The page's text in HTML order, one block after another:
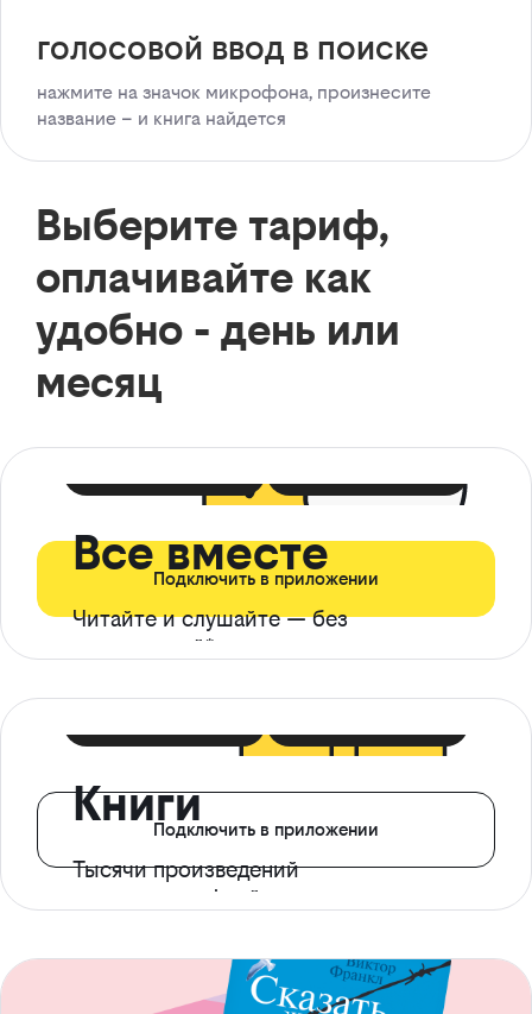
голосовой ввод в поиске
нажмите на значок микрофона, произнесите
название – и книга найдется
Выберите тариф,
оплачивайте как
удобно - день или
месяц
Все вместе
Читайте и слушайте — без
ограничений*
Подключить в приложении
Книги
Тысячи произведений
с доступом офлайн
Подключить в приложении